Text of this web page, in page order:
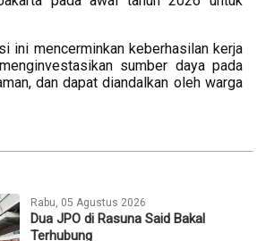
ini mencerminkan keberhasilan kerja
sumber daya pada
dan dapat diandalkan oleh warga
Rabu, 05 Agustus 2026
Dua JPO di Rasuna Said Bakal
Terhubung